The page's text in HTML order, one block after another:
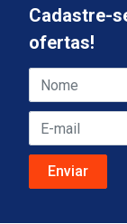
Cadastre-
ofertas!